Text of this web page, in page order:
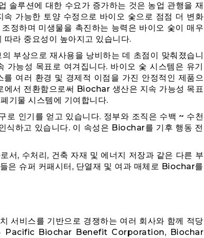
솔루션에 대한 수요가 증가하는 것은 농업 관행을 재
가능한 토양 수정으로 바이오 숯으로 점점 더 변화
정하며 미생물을 촉진하는 능력은 바이오 숯이 매우
라 중요성이 높아지고 있습니다.
부상으로 재사용을 낭비하는 데 초점이 맞춰졌습니
가능성 목표로 여겨집니다. 바이오 숯 시스템은 유기
여러 환경 및 경제적 이점을 가진 안정적인 제품으
에서 전환함으로써 Biochar 생산은 지속 가능성 목표
기물 시스템에 기여합니다.
인기를 얻고 있습니다. 정부와 조직은 수백 ~ 수천
식하고 있습니다. 이 속성은 Biochar를 기후 행동 전
서, 수처리, 건축 자재 및 에너지 저장과 같은 다른 부
은 슈퍼 커패시터, 단열재 및 여과 매체로 Biochar를
서비스를 기반으로 경쟁하는 여러 회사와 함께 적당
는 Pacific Biochar Benefit Corporation, Biochar